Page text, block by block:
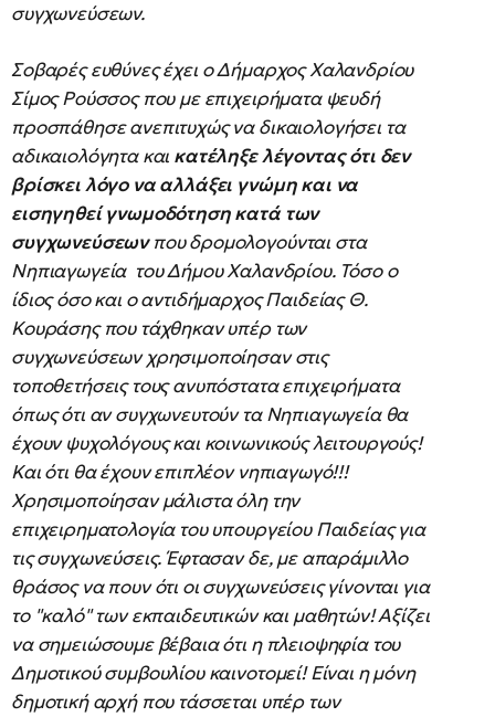
συγχωνεύσεων.
Σοβαρές ευθύνες έχει ο Δήμαρχος Χαλανδρίου
Σίμος Ρούσσος που με επιχειρήματα ψευδή
προσπάθησε ανεπιτυχώς να δικαιολογήσει τα
αδικαιολόγητα και κατέληξε λέγοντας ότι δεν
βρίσκει λόγο να αλλάξει γνώμη και να
εισηγηθεί γνωμοδότηση κατά των
συγχωνεύσεωνπου δρομολογούνται στα
Νηπιαγωγεία του Δήμου Χαλανδρίου. Τόσο ο
ίδιος όσο και ο αντιδήμαρχος Παιδείας Θ.
Κουράσης που τάχθηκαν υπέρ των
συγχωνεύσεων χρησιμοποίησαν στις
τοποθετήσεις τους ανυπόστατα επιχειρήματα
όπως ότι αν συγχωνευτούν τα Νηπιαγωγεία θα
έχουν ψυχολόγους και κοινωνικούς λειτουργούς!
Και ότι θα έχουν επιπλέον νηπιαγωγό!!!
Χρησιμοποίησαν μάλιστα όλη την
επιχειρηματολογία του υπουργείου Παιδείας για
τις συγχωνεύσεις. Έφτασαν δε, με απαράμιλλο
θράσος να πουν ότι οι συγχωνεύσεις γίνονται για
το "καλό" των εκπαιδευτικών και μαθητών! Αξίζει
να σημειώσουμε βέβαια ότι η πλειοψηφία του
Δημοτικού συμβουλίου καινοτομεί! Είναι η μόνη
δημοτική αρχή που τάσσεται υπέρ των